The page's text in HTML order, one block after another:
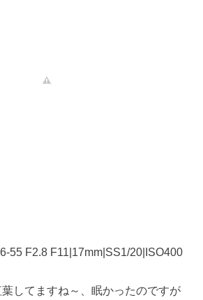
55 F2.8 F11|17mm|SS1/20|ISO400
してますね～、眠かったのですが